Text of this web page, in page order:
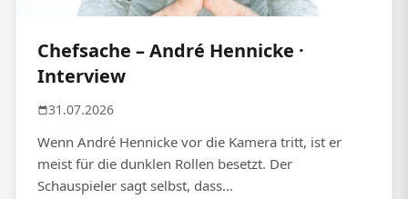
Chefsache – André Hennicke ·
Interview
31.07.2026
Wenn André Hennicke vor die Kamera tritt, ist er
meist für die dunklen Rollen besetzt. Der
Schauspieler sagt selbst, dass...